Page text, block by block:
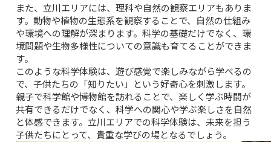
また、立川エリアには、理科や自然の観察エリアもありま
す。動物や植物の生態系を観察することで、自然の仕組み
や環境への理解が深まります。科学の基礎だけでなく、環
境問題や生物多様性についての意識も育てることができま
す。
このような科学体験は、遊び感覚で楽しみながら学べるの
で、子供たちの「知りたい」という好奇心を刺激します。
親子で科学館や博物館を訪れることで、楽しく学ぶ時間が
共有できるだけでなく、科学への関心や学ぶ楽しさを自然
と体感できます。立川エリアでの科学体験は、未来を担う
子供たちにとって、貴重な学びの場となるでしょう。